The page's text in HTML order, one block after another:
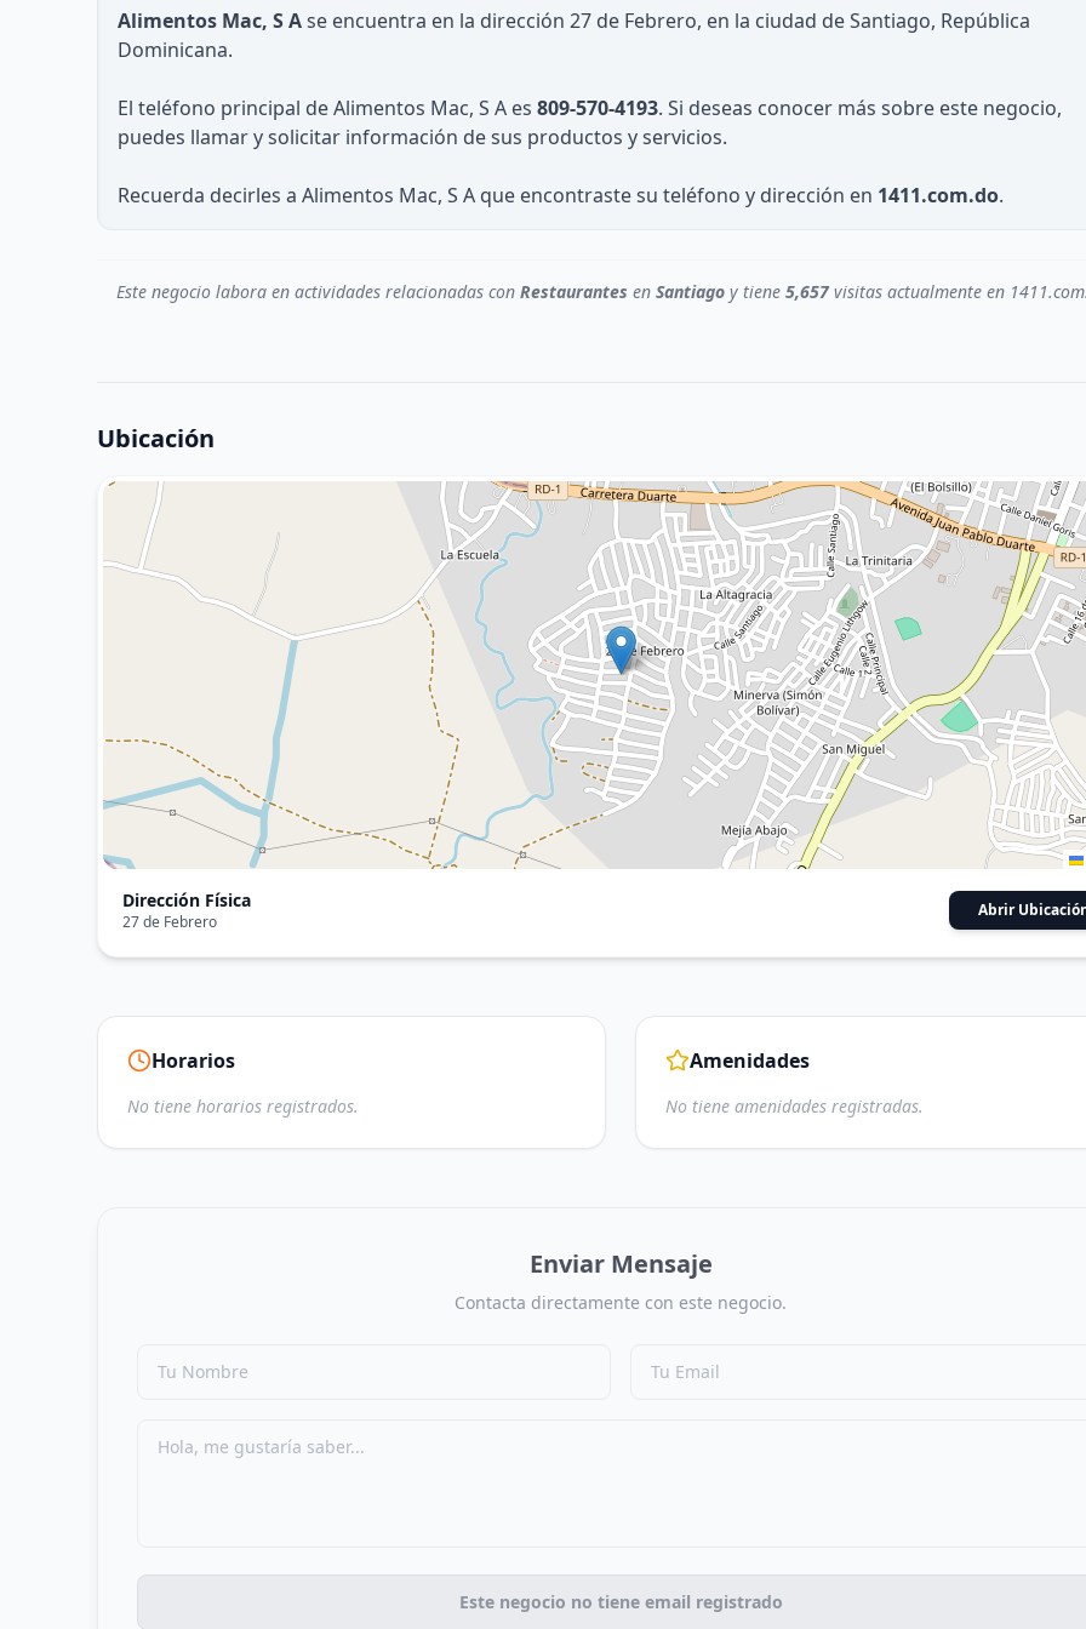
Alimentos Mac, S Ase encuentra en la dirección 27 de Febrero, en la ciudad de Santiago, República
Dominicana.
El teléfono principal de Alimentos Mac, S A es 809-570-4193. Si deseas conocer más sobre este negocio,
puedes llamar y solicitar información de sus productos y servicios.
Recuerda decirles a Alimentos Mac, S A que encontraste su teléfono y dirección en 1411.com.do.
Este negocio labora en actividades relacionadas con Restaurantes en Santiago y tiene 5,657visitas actualmente en
Ubicación
Dirección Física
27 de Febrero
Abrir
Horarios
No tiene horarios registrados.
Amenidades
No tiene amenidades registradas.
Enviar Mensaje
Contacta directamente con este negocio.
Este negocio no tiene email registrado